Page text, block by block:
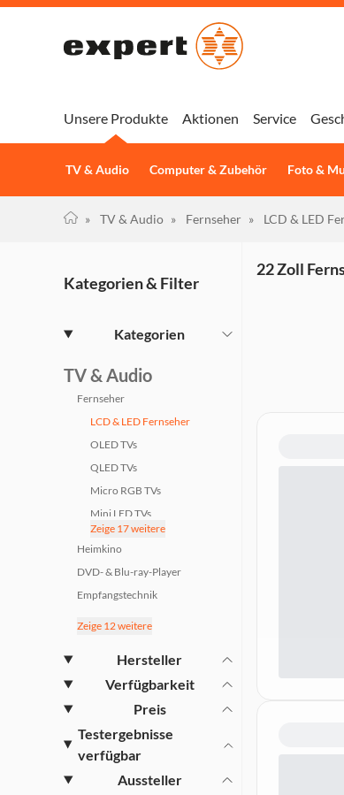
Unsere Produkte
TV & Audio Computer & Zubehör Foto &
Aktionen Service
» TV & Audio » Fernseher » LCD & LED
Kategorien & Filter
Kategorien
TV & Audio
Fernseher
LCD & LED Fernseher
OLED TVs
QLED TVs
Micro RGB TVs
Mini LED TVs
Nanocell TVs
Beamer-Leinwände
TV-Möbel
Fernbedienungen & IR-
Verlängerungen
Zeige 17 weitere
Heimkino
DVD- & Blu-ray-Player
Empfangstechnik
Mobile Abspielgeräte
Bluetooth Lautsprecher
WLAN Lautsprecher
Smart Home
Party Equipment
Zeige 12 weitere
Hersteller
Verfügbarkeit
Preis
Testergebnisse
verfügbar
Aussteller
22 Zoll